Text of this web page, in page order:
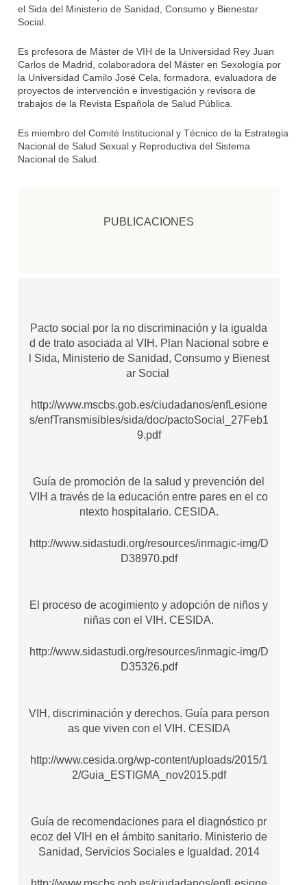
el Sida del Ministerio de Sanidad, Consumo y Bienestar
Social.
Es profesora de Máster de VIH de la Universidad Rey Juan
Carlos de Madrid, colaboradora del Máster en Sexología por
la Universidad Camilo José Cela, formadora, evaluadora de
proyectos de intervención e investigación y revisora de
trabajos de la Revista Española de Salud Pública.
Es miembro del Comité Institucional y Técnico de la Estrategia
Nacional de Salud Sexual y Reproductiva del Sistema
Nacional de Salud.
PUBLICACIONES
Pacto social por la no discriminación y la igualda
d de trato asociada al VIH. Plan Nacional sobre e
l Sida, Ministerio de Sanidad, Consumo y Bienest
ar Social
http://www.mscbs.gob.es/ciudadanos/enfLesione
s/enfTransmisibles/sida/doc/pactoSocial_27Feb1
9.pdf
Guía de promoción de la salud y prevención del
VIH a través de la educación entre pares en el co
ntexto hospitalario. CESIDA.
http://www.sidastudi.org/resources/inmagic-img/D
D38970.pdf
El proceso de acogimiento y adopción de niños y
niñas con el VIH. CESIDA.
http://www.sidastudi.org/resources/inmagic-img/D
D35326.pdf
VIH, discriminación y derechos. Guía para person
as que viven con el VIH. CESIDA
http://www.cesida.org/wp-content/uploads/2015/1
2/Guia_ESTIGMA_nov2015.pdf
Guía de recomendaciones para el diagnóstico pr
ecoz del VIH en el ámbito sanitario. Ministerio de
Sanidad, Servicios Sociales e Igualdad. 2014